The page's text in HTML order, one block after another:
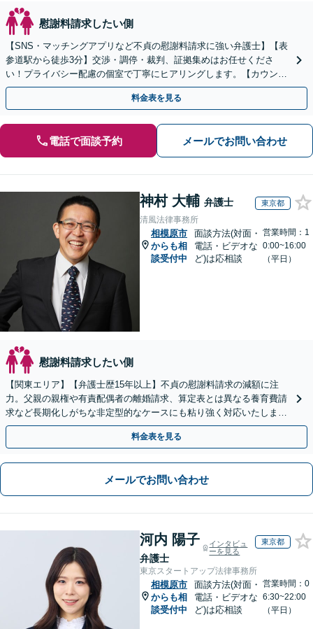
慰謝料請求したい側
【SNS・マッチングアプリなど不貞の慰謝料請求に強い弁護士】【表
参道駅から徒歩3分】交渉・調停・裁判、証拠集めはお任せくださ
い！プライバシー配慮の個室で丁寧にヒアリングします。【カウンセ
ラーとも連携】
料金表を見る
電話で面談予約 メールでお問い合わせ
神村 大輔 弁護士 東京都
清風法律事務所
相模原市
からも相
談受付中
面談方法(対面・
電話・ビデオな
ど)は応相談
営業時間：1
0:00~16:00
（平日）
慰謝料請求したい側
【関東エリア】【弁護士歴15年以上】不貞の慰謝料請求の減額に注
力。父親の親権や有責配偶者の離婚請求、算定表とは異なる養育費請
求など長期化しがちな非定型的なケースにも粘り強く対応いたしま
す。【初回相談30分無料】【休日・夜間相談可】
料金表を見る
メールでお問い合わせ
河内 陽子
弁護士
インタビュ
ーを見る
東京都
東京スタートアップ法律事務所
相模原市
からも相
談受付中
面談方法(対面・
電話・ビデオな
ど)は応相談
営業時間：0
6:30~22:00
（平日）